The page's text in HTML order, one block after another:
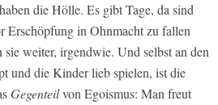
die Hölle. Es gibt Tage, da sind
Erschöpfung in Ohnmacht zu fallen
weiter, irgendwie. Und selbst an den
und die Kinder lieb spielen, ist die
Gegenteilvon Egoismus: Man freut